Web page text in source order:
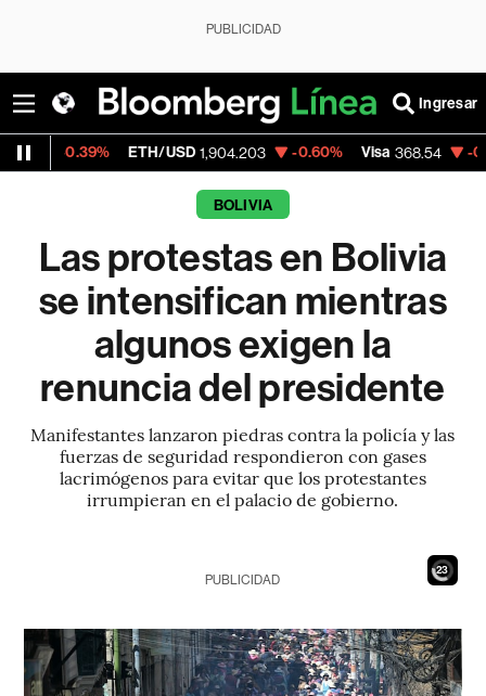
PUBLICIDAD
Ingresar
ETH/USD 1,904.203 -0.60% Visa 368.54 -0.28%
BOLIVIA
Las protestas en Bolivia
se intensifican mientras
algunos exigen la
renuncia del presidente
Manifestantes lanzaron piedras contra la policía y las
fuerzas de seguridad respondieron con gases
lacrimógenos para evitar que los protestantes
irrumpieran en el palacio de gobierno.
21
PUBLICIDAD